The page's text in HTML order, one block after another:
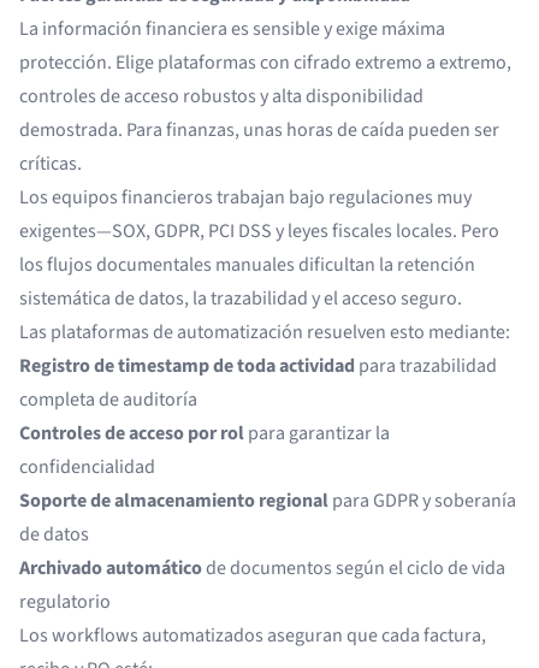
La información financiera es sensible y exige máxima
protección. Elige plataformas con cifrado extremo a extremo,
controles de acceso robustos y alta disponibilidad
demostrada. Para finanzas, unas horas de caída pueden ser
críticas.
Los equipos financieros trabajan bajo regulaciones muy
exigentes—SOX, GDPR, PCI DSS y leyes fiscales locales. Pero
los flujos documentales manuales dificultan la retención
sistemática de datos, la trazabilidad y el acceso seguro.
Las plataformas de automatización resuelven esto mediante:
Registro de timestamp de toda actividad para trazabilidad
completa de auditoría
Controles de acceso por rolpara garantizar la
confidencialidad
Soporte de almacenamiento regionalpara GDPR y soberanía
de datos
Archivado automáticode documentos según el ciclo de vida
regulatorio
Los workflows automatizados aseguran que cada factura,